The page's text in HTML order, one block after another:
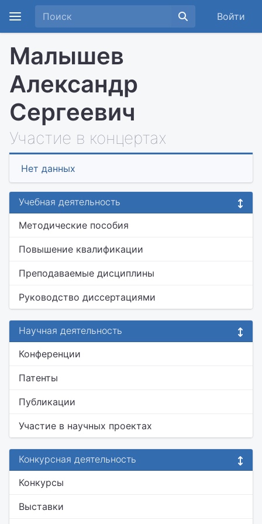
Войти
Малышев
Александр
Сергеевич
Участие в концертах
Нет данных
Учебная деятельность
Методические пособия
Повышение квалификации
Преподаваемые дисциплины
Руководство диссертациями
Научная деятельность
Конференции
Патенты
Публикации
Участие в научных проектах
Конкурсная деятельность
Конкурсы
Выставки